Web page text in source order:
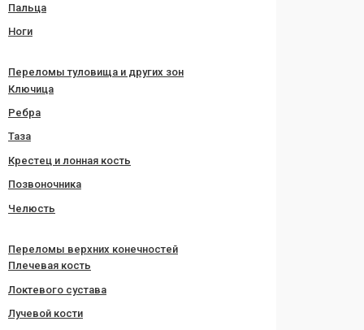
Пальца
Ноги
Переломы туловища и других зон
Ключица
Ребра
Таза
Крестец и лонная кость
Позвоночника
Челюсть
Переломы верхних конечностей
Плечевая кость
Локтевого сустава
Лучевой кости